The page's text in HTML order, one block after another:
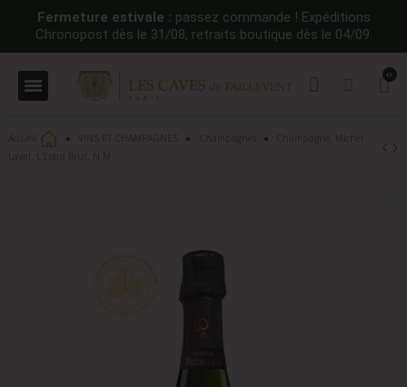
Fermeture estivale : passez commande ! Expéditions
Chronopost dès le 31/08, retraits boutique dès le 04/09.